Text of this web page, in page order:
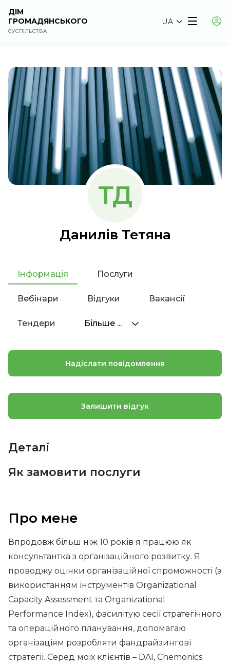
ДІМ
ГРОМАДЯНСЬКОГО
СУСПІЛЬСТВА
UA
ТД
Данилів Тетяна
Інформація Послуги
Вебінари Відгуки Вакансії
Тендери Більше ...
Про мене
Впродовж більш ніж 10 років я працюю як
консультантка з організаційного розвитку. Я
проводжу оцінки організаційної спроможності (з
використанням інструментів Organizational
Capacity Assessment та Organizational
Performance Index), фасилітую сесії стратегічного
та операційного планування, допомагаю
організаціям розробляти фандрайзингові
стратегії. Серед моїх клієнтів – DAI, Chemonics
Надіслати повідомлення
Залишити відгук
Деталі
Як замовити послуги